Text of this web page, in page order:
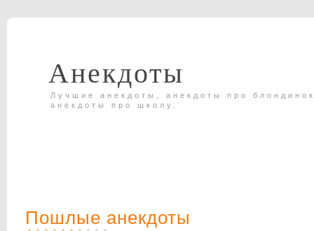
Анекдоты
Лучшие анекдоты, анекдоты про
анекдоты про школу.
Пошлые анекдоты